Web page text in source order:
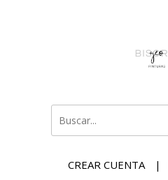
CREAR CUENTA